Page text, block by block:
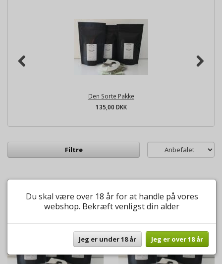
Den Sorte Pakke
135,00 DKK
Filtre
Du skal være over 18 år for at handle på vores
webshop. Bekræft venligst din alder
Jeg er under 18 år Jeg er over 18 år